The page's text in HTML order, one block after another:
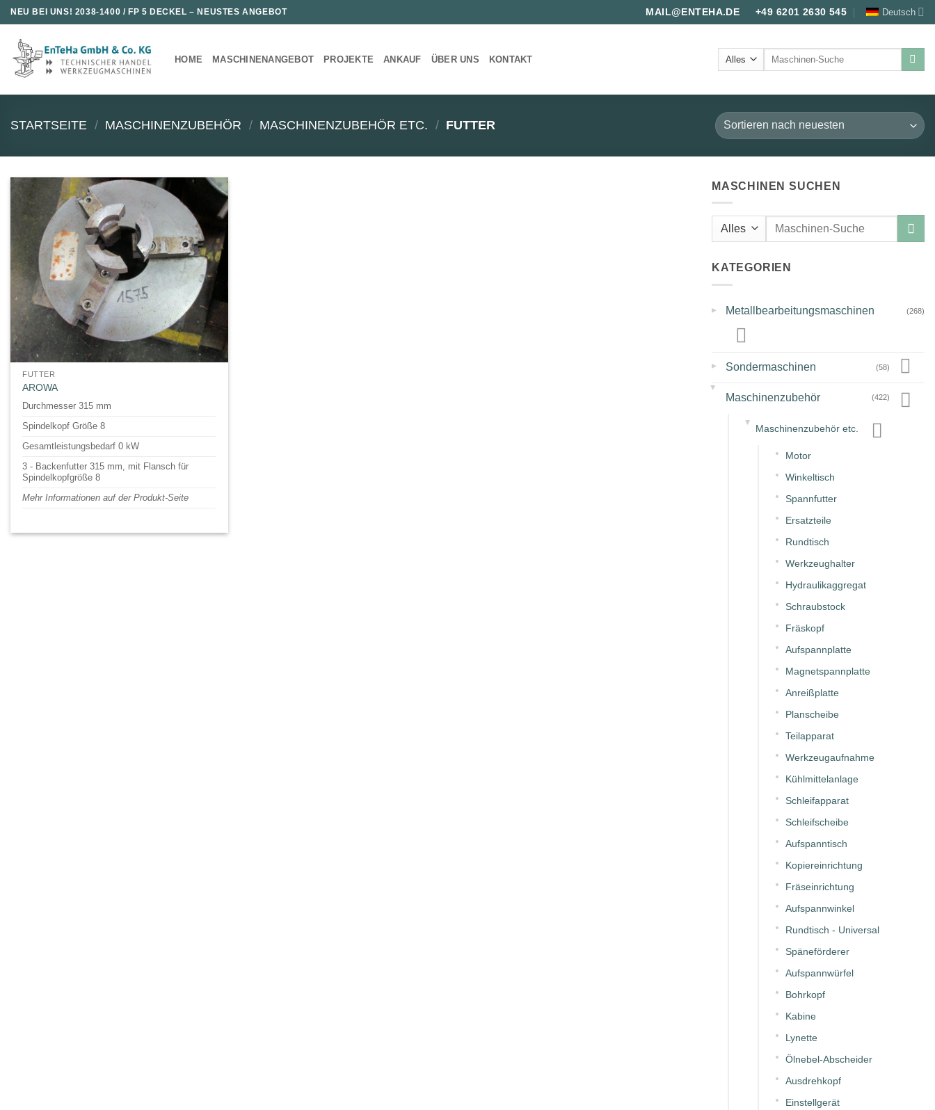
Zum
Inhalt
springen
NEU BEI UNS! 2038-1400 / FP 5 DECKEL – NEUSTES ANGEBOT MAIL@ENTEHA.DE +49 6201 2630 545 Deutsch
HOME MASCHINENANGEBOT PROJEKTE ANKAUF ÜBER UNS KONTAKT
Suche
STARTSEITE / MASCHINENZUBEHÖR / MASCHINENZUBEHÖR ETC. / FUTTER
FUTTER
AROWA
Durchmesser 315 mm
Spindelkopf Größe 8
Gesamtleistungsbedarf 0 kW
3 - Backenfutter 315 mm, mit Flansch für
Spindelkopfgröße 8
Mehr Informationen auf der Produkt-Seite
MASCHINEN SUCHEN
Suche
KATEGORIEN
▸ Metallbearbeitungsmaschinen (268)
▸ Sondermaschinen (58)
▸
Maschinenzubehör (422)
▸
Maschinenzubehör etc.
Motor
Winkeltisch
Spannfutter
Ersatzteile
Rundtisch
Werkzeughalter
Hydraulikaggregat
Schraubstock
Fräskopf
Aufspannplatte
Magnetspannplatte
Anreißplatte
Planscheibe
Teilapparat
Werkzeugaufnahme
Kühlmittelanlage
Schleifapparat
Schleifscheibe
Aufspanntisch
Kopiereinrichtung
Fräseinrichtung
Aufspannwinkel
Rundtisch - Universal
Späneförderer
Aufspannwürfel
Bohrkopf
Kabine
Lynette
Ölnebel-Abscheider
Ausdrehkopf
Einstellgerät